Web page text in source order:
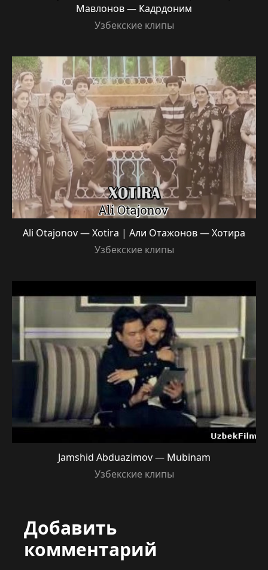
Мавлонов — Кадрдоним
Узбекские клипы
Ali Otajonov — Xotira | Али Отажонов — Хотира
Узбекские клипы
Jamshid Abduazimov — Mubinam
Узбекские клипы
Добавить
комментарий